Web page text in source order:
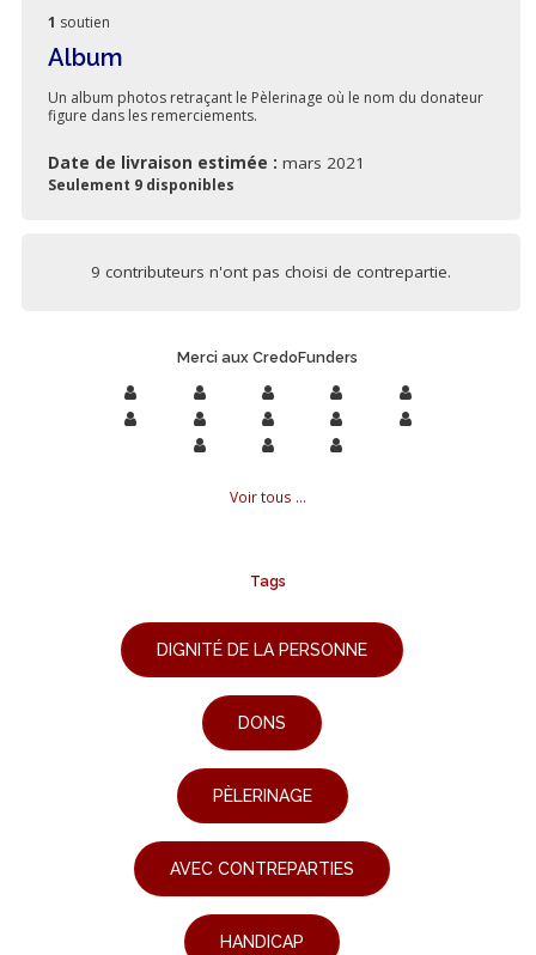
1 soutien
Album
Un album photos retraçant le Pèlerinage où le nom du donateur
figure dans les remerciements.
Date de livraison estimée : mars 2021
Seulement 9 disponibles
9 contributeurs n'ont pas choisi de contrepartie.
Merci aux CredoFunders
Voir tous ...
Tags
DIGNITÉ DE LA PERSONNE
DONS
PÈLERINAGE
AVEC CONTREPARTIES
HANDICAP